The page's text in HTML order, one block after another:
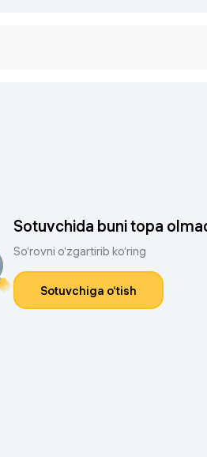
Sotuvchida buni topa
So‘rovni o‘zgartirib ko‘ring
Sotuvchiga o‘tish